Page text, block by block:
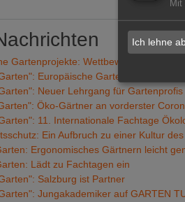
Gartenprojekte: Wettbewerb ausgelobt
Europäische Gartenprojekte
Neuer Lehrgang für Gartenprofis
Öko-Gärtner an vorderster
11. Internationale Fachtage
Ein Aufbruch zu einer Kultur
Ergonomisches Gärtnern leicht
Lädt zu Fachtagen ein
Salzburg ist Partner
Jungakademiker auf GARTEN
Mit
Ich lehne